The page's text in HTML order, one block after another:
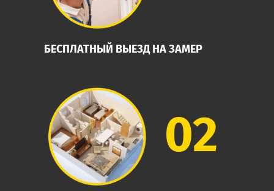
БЕСПЛАТНЫЙ ВЫЕЗД НА ЗАМЕР
02